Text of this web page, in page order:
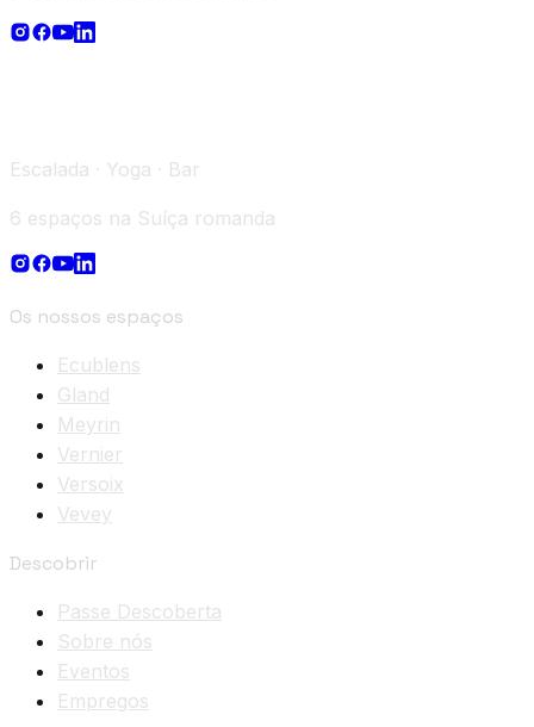
Escalada · Yoga · Bar
6 espaços na Suíça romanda
Os nossos espaços
Ecublens
Gland
Meyrin
Vernier
Versoix
Vevey
Descobrir
Passe Descoberta
Sobre nós
Eventos
Empregos